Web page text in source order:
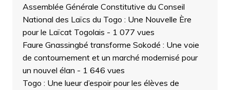
Assemblée Générale Constitutive du Conseil
National des Laïcs du Togo : Une Nouvelle Ère
pour le Laïcat Togolais - 1 077 vues
Faure Gnassingbé transforme Sokodé : Une voie
de contournement et un marché modernisé pour
un nouvel élan - 1 646 vues
Togo : Une lueur d’espoir pour les élèves de